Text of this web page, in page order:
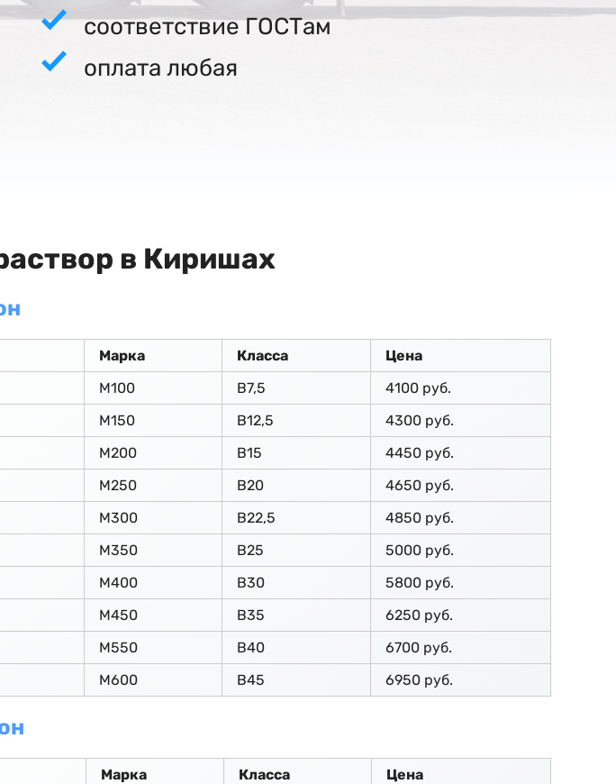
соответствие ГОСТам
оплата любая
в Киришах
Марка Класса
Цена
М100 В7,5
4100 руб.
М150 В12,5
4300 руб.
М200 В15
4450 руб.
М250 В20
4650 руб.
М300 В22,5
4850 руб.
М350 В25
5000 руб.
М400 В30
5800 руб.
М450 В35
6250 руб.
М550 В40
6700 руб.
М600 В45 6950 руб.
Марка Класса
Цена